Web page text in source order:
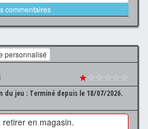
commentaires
personnalisé
★☆☆☆☆☆
du jeu : Terminé depuis le 18/07/2026.
retirer en magasin.